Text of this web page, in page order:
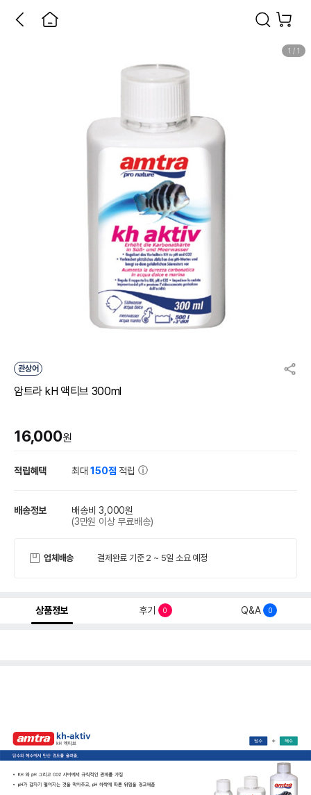
1 / 1
관상어
암트라 kH 액티브 300ml
16,000원
적립혜택 최대150점 적립
배송정보
배송비 3,000원
(3만원 이상 무료배송)
업체배송 결제완료 기준 2 ~ 5일 소요 예정
상품정보 후기 0 Q&A 0